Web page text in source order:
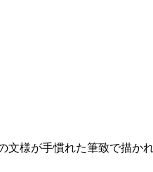
様が手慣れた筆致で描か